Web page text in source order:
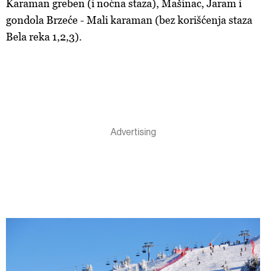
Karaman greben (i noćna staza), Mašinac, Jaram i
gondola Brzeće - Mali karaman (bez korišćenja staza
Bela reka 1,2,3).